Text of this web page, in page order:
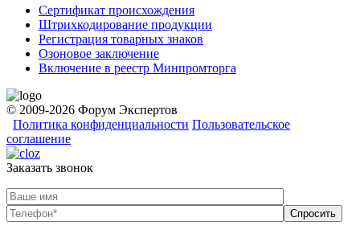
Сертификат происхождения
Штрихкодирование продукции
Регистрация товарных знаков
Озоновое заключение
Включение в реестр Минпромторга
© 2009-2026 Форум Экспертов
Политика конфиденциальности Пользовательское
соглашение
Заказать звонок